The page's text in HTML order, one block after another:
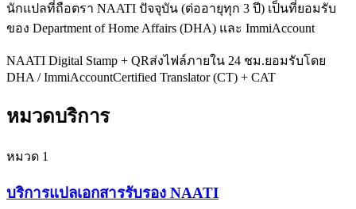
นักแปลที่ถือตรา NAATI ปัจจุบัน (ต่ออายุทุก 3 ปี) เป็นที่ยอมรับ
ของ Department of Home Affairs (DHA) และ ImmiAccount
NAATI Digital Stamp + QRส่งไฟล์ภายใน 24 ชม.ยอมรับโดย
DHA / ImmiAccountCertified Translator (CT) + CAT
หมวดบริการ
หมวด 1
บริการแปลเอกสารรับรอง NAATI